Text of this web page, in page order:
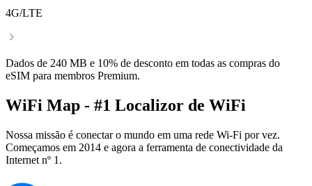
4G/LTE
Dados de 240 MB e 10% de desconto em todas as compras do
eSIM para membros Premium.
WiFi Map - #1 Localizor de WiFi
Nossa missão é conectar o mundo em uma rede Wi-Fi por vez.
Começamos em 2014 e agora a ferramenta de conectividade da
Internet nº 1.